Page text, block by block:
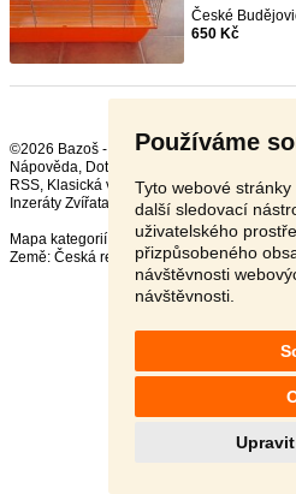
Používáme
Tyto webové
další sledovací
uživatelského
přizpůsobeného
návštěvnosti
návštěvnosti.
České
650 Kč
©2026 Bazoš -
Inzerce, Bazar
Nápověda, Dotazy
RSS,
Inzeráty Zvířata celkem:41770, za 24
Mapa kategorií
Nejvyhledávanější výrazy
Země: Česká republika,Slovensko,Polsko,